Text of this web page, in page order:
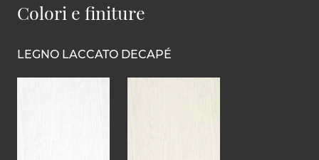
Colori e finiture
LEGNO LACCATO DECAPÉ